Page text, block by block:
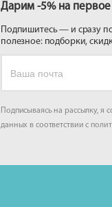
Дарим -5% на
Подпишитесь — и сразу
полезное: подборки,
Подписываясь на рассылку, я
данных в соответствии с